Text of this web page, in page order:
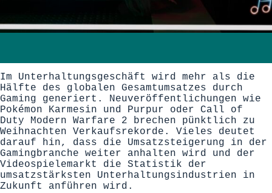
Im Unterhaltungsgeschäft wird mehr als die
Hälfte des globalen Gesamtumsatzes durch
Gaming generiert. Neuveröffentlichungen wie
Pokémon Karmesin und Purpur oder Call of
Duty Modern Warfare 2 brechen pünktlich zu
Weihnachten Verkaufsrekorde. Vieles deutet
darauf hin, dass die Umsatzsteigerung in der
Gamingbranche weiter anhalten wird und der
Videospielemarkt die Statistik der
umsatzstärksten Unterhaltungsindustrien in
Zukunft anführen wird.